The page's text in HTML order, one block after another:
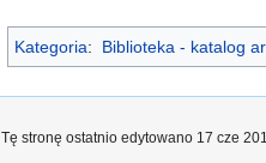
Kategoria: Biblioteka - katalog
Tę stronę ostatnio edytowano 17 cze